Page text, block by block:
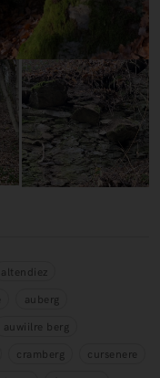
altendiez
auberg
auwiilre berg
cramberg
cursenere